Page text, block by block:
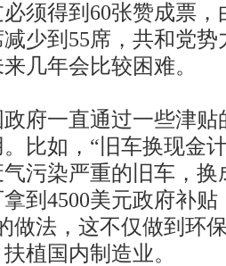
须得到60张赞成票
少到55席，共和党
几年会比较困难。
一直通过一些津贴
比如，“旧车换现金
污染严重的旧车，换
到4500美元政府补
做法，这不仅做到环
植国内制造业。